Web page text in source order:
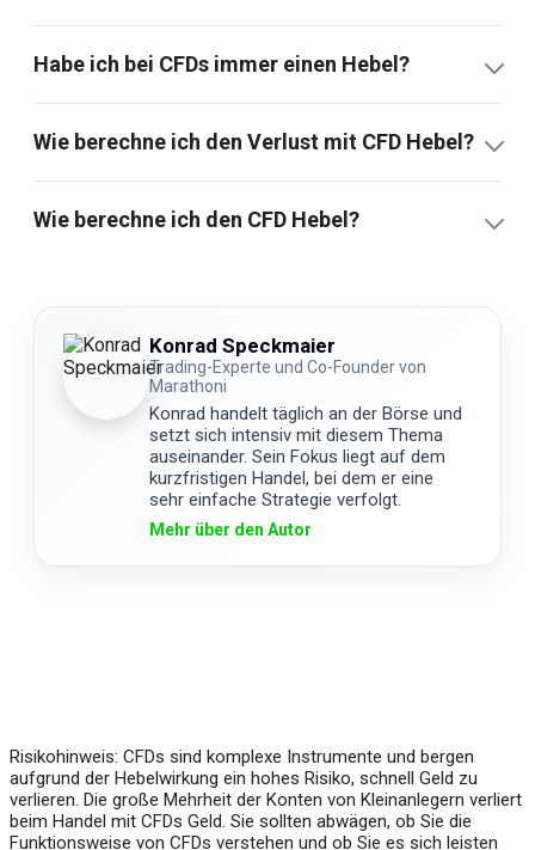
Habe ich bei CFDs immer einen Hebel?
Wie berechne ich den Verlust mit CFD Hebel?
Wie berechne ich den CFD Hebel?
Konrad Speckmaier
Trading-Experte und Co-Founder von
Marathoni
Konrad handelt täglich an der Börse und
setzt sich intensiv mit diesem Thema
auseinander. Sein Fokus liegt auf dem
kurzfristigen Handel, bei dem er eine
sehr einfache Strategie verfolgt.
Mehr über den Autor
Risikohinweis: CFDs sind komplexe Instrumente und bergen
aufgrund der Hebelwirkung ein hohes Risiko, schnell Geld zu
verlieren. Die große Mehrheit der Konten von Kleinanlegern verliert
beim Handel mit CFDs Geld. Sie sollten abwägen, ob Sie die
Funktionsweise von CFDs verstehen und ob Sie es sich leisten